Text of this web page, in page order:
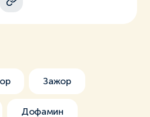
Зажор
Дофамин